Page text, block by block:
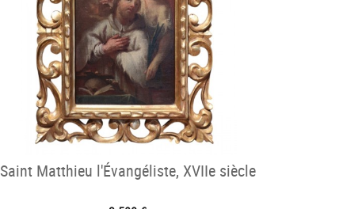
Saint Matthieu l'Évangéliste, XVIIe siècle